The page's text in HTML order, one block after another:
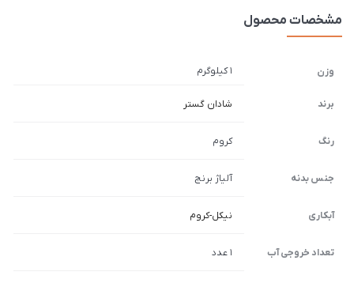
مشخصات محصول
وزن 1 کیلوگرم
برند شادان گستر
رنگ کروم
جنس بدنه آلیاژ برنج
آبکاری نیکل-کروم
تعداد خروجی آب 1 عدد